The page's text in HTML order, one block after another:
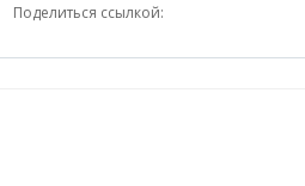
Поделиться ссылкой: